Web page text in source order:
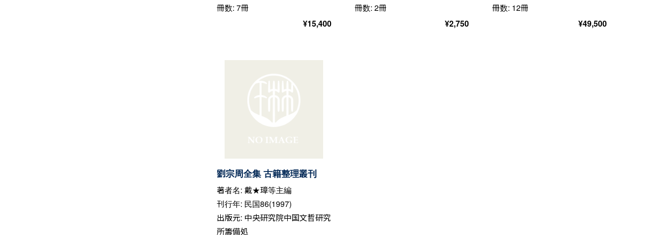
冊数: 7冊
¥15,400
冊数: 2冊
¥2,750
冊数: 12冊
¥49,500
劉宗周全集 古籍整理叢刊
著者名: 戴★璋等主編
刊行年: 民国86(1997)
出版元: 中央研究院中国文哲研究
所籌備処